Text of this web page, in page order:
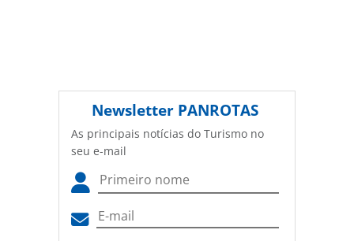
Newsletter PANROTAS
As principais notícias do Turismo no
seu e-mail